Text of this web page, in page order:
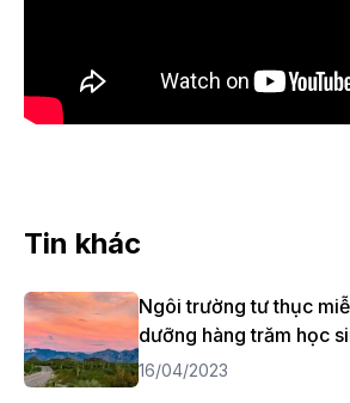
Tin khác
Ngôi trường tư thục
dưỡng hàng trăm học
16/04/2023